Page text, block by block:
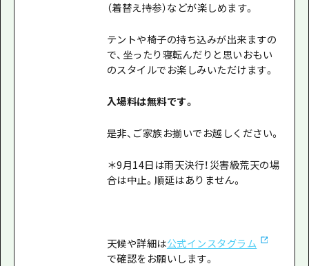
（着替え持参）などが楽しめます。
テントや椅子の持ち込みが出来ますの
で、坐ったり寝転んだりと思いおもい
のスタイルでお楽しみいただけます。
入場料は無料です。
是非、ご家族お揃いでお越しください。
＊9月14日は雨天決行！災害級荒天の場
合は中止。順延はありません。
天候や詳細は公式インスタグラム
で確認をお願いします。